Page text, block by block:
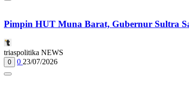
Pimpin HUT Muna Barat, Gubernur Sultra
triaspolitika NEWS
0 0 23/07/2026